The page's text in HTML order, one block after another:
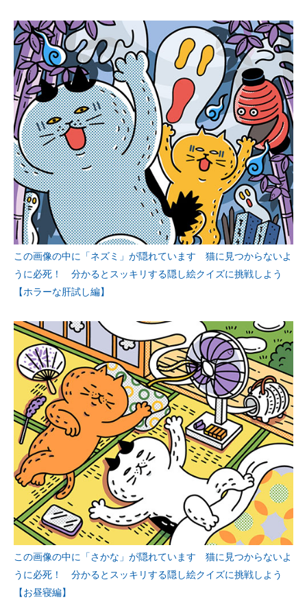
この画像の中に「ネズミ」が隠れています 猫に見つからないよ
うに必死！ 分かるとスッキリする隠し絵クイズに挑戦しよう
【ホラーな肝試し編】
この画像の中に「さかな」が隠れています 猫に見つからないよ
うに必死！ 分かるとスッキリする隠し絵クイズに挑戦しよう
【お昼寝編】